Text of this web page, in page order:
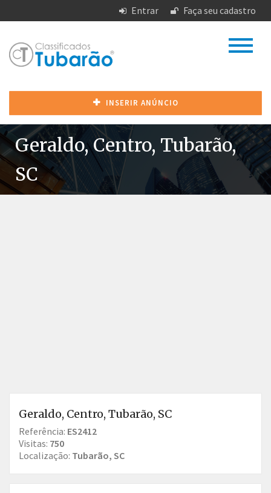
Entrar Faça seu cadastro
INSERIR ANÚNCIO
Geraldo, Centro, Tubarão,
SC
Geraldo, Centro, Tubarão, SC
Referência: ES2412
Visitas: 750
Localização: Tubarão, SC